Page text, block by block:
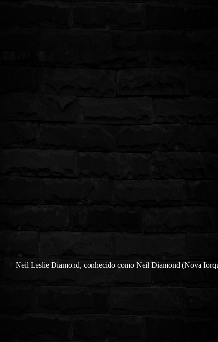
Neil Leslie Diamond, conhecido como Neil Diamond (Nova